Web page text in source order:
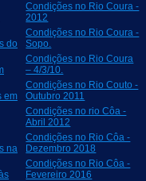
do
em
na
Condições no Rio Coura -
2012
Condições no Rio Coura -
Sopo.
Condições no Rio Coura
– 4/3/10.
Condições no Rio Couto -
Outubro 2011
Condições no rio Côa -
Abril 2012
Condições no Rio Côa -
Dezembro 2018
Condições no Rio Côa -
Fevereiro 2016